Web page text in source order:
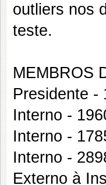
outliers nos
teste.
MEMBROS
Presidente -
Interno -
Interno -
Interno -
Externo à